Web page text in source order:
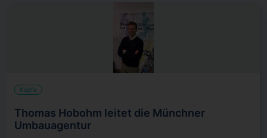
Köpfe
Thomas Hobohm leitet die Münchner
Umbauagentur